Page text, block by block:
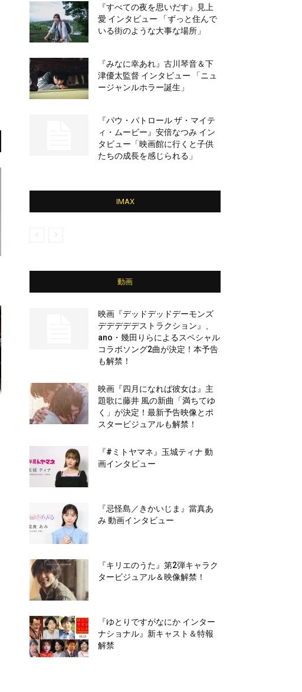
『すべての夜を思いだす』見上
愛 インタビュー 「ずっと住んで
いる街のような大事な場所」
『みなに幸あれ』古川琴音＆下
津優太監督 インタビュー 「ニュ
ージャンルホラー誕生」
『パウ・パトロール ザ・マイテ
ィ・ムービー』安倍なつみ イン
タビュー「映画館に行くと子供
たちの成長を感じられる」
IMAX
動画
映画『デッドデッドデーモンズ
デデデデデストラクション』、
ano・幾田りらによるスペシャル
コラボソング2曲が決定！本予告
も解禁！
映画『四月になれば彼女は』主
題歌に藤井 風の新曲「満ちてゆ
く」が決定！最新予告映像とポ
スタービジュアルも解禁！
『#ミトヤマネ』玉城ティナ 動
画インタビュー
『忌怪島／きかいじま』當真あ
み 動画インタビュー
『キリエのうた』第2弾キャラク
タービジュアル＆映像解禁！
『ゆとりですがなにか インター
ナショナル』新キャスト＆特報
解禁